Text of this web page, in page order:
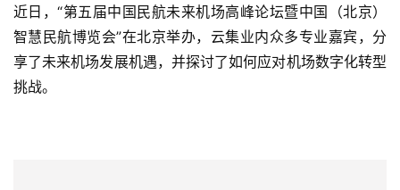
近日，“第五届中国民航未来机场高峰论坛暨中国（北京）
智慧民航博览会”在北京举办，云集业内众多专业嘉宾，分
享了未来机场发展机遇，并探讨了如何应对机场数字化转型
挑战。